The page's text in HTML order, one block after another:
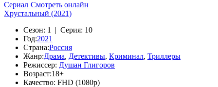
Сериал Смотреть онлайн
Хрустальный (2021)
Сезон: 1 | Серия: 10
Год:2021
Страна:Россия
Жанр:Драма, Детективы, Криминал, Триллеры
Режиссер: Душан Глигоров
Возраст:18+
Качество: FHD (1080p)